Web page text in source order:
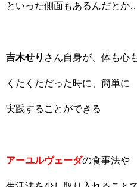
といった側面もあるんだとか…
吉木せり さん自身が、体も心
くたくただった時に、簡単に
実践することができる
アーユルヴェーダの食事法や